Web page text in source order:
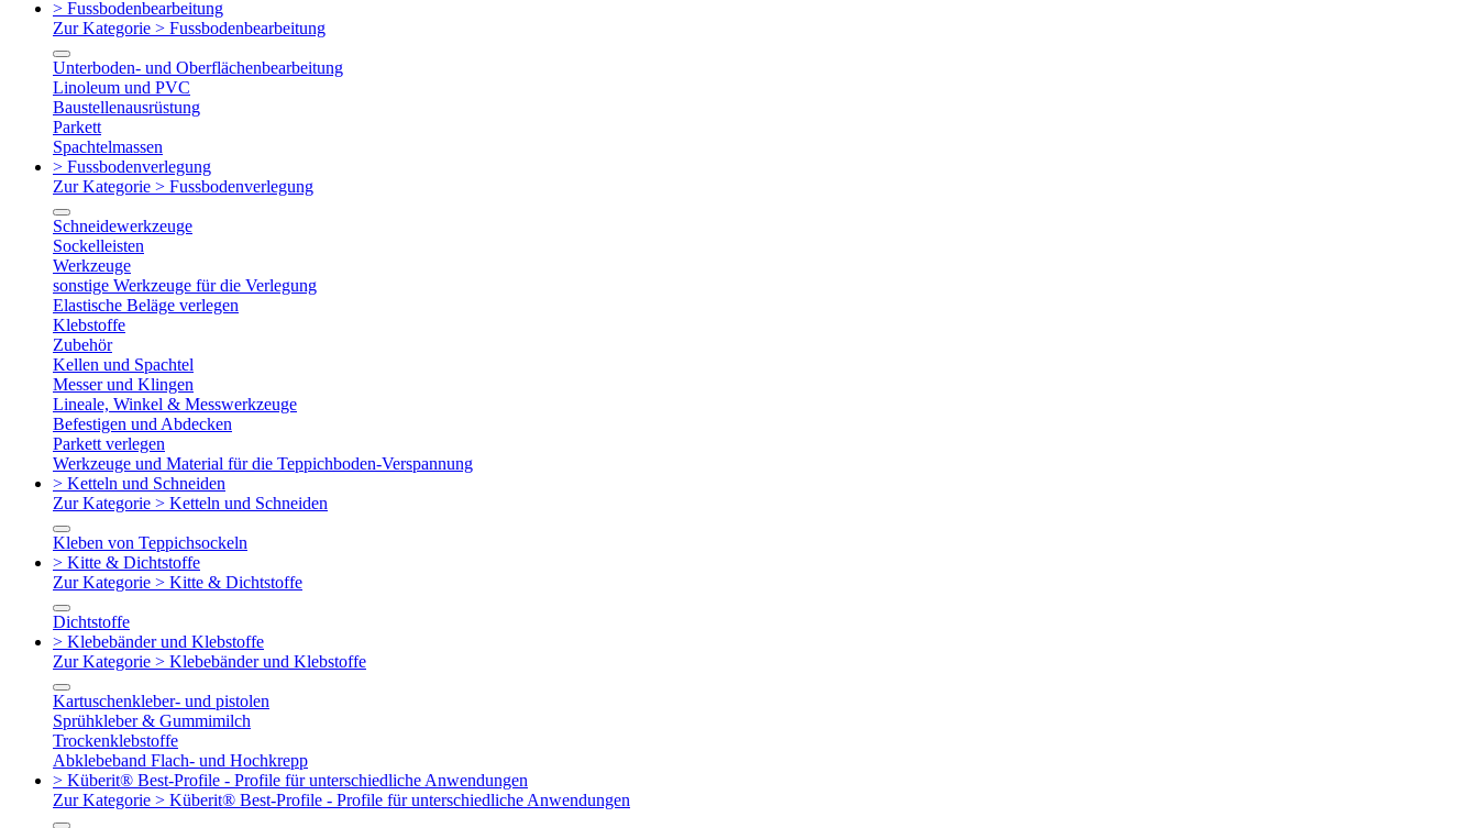
> Fussbodenbearbeitung
Zur Kategorie > Fussbodenbearbeitung
Unterboden- und Oberflächenbearbeitung
Linoleum und PVC
Baustellenausrüstung
Parkett
Spachtelmassen
> Fussbodenverlegung
Zur Kategorie > Fussbodenverlegung
Schneidewerkzeuge
Sockelleisten
Werkzeuge
sonstige Werkzeuge für die Verlegung
Elastische Beläge verlegen
Klebstoffe
Zubehör
Kellen und Spachtel
Messer und Klingen
Lineale, Winkel & Messwerkzeuge
Befestigen und Abdecken
Parkett verlegen
Werkzeuge und Material für die Teppichboden-Verspannung
> Ketteln und Schneiden
Zur Kategorie > Ketteln und Schneiden
Kleben von Teppichsockeln
> Kitte & Dichtstoffe
Zur Kategorie > Kitte & Dichtstoffe
Dichtstoffe
> Klebebänder und Klebstoffe
Zur Kategorie > Klebebänder und Klebstoffe
Kartuschenkleber- und pistolen
Sprühkleber & Gummimilch
Trockenklebstoffe
Abklebeband Flach- und Hochkrepp
> Küberit® Best-Profile - Profile für unterschiedliche Anwendungen
Zur Kategorie > Küberit® Best-Profile - Profile für unterschiedliche Anwendungen